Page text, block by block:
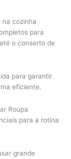
na cozinha
para
o conserto de
para garantir
eficiente.
Roupa
para a rotina
grande